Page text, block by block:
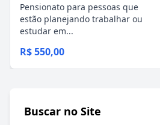
Pensionato para pessoas que
estão planejando trabalhar ou
estudar em...
R$ 550,00
Buscar no Site